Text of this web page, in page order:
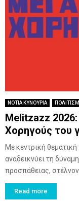
ΝΟΤΙΑ ΚΥΝΟΥΡΙΑ
Melitzazz
Χορηγούς του
Με κεντρική
αναδεικνύει τη
προσπάθειας,
Read more